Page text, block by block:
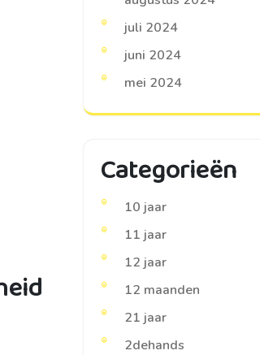
juli 2024
juni 2024
mei 2024
Categorieën
10 jaar
11 jaar
12 jaar
12 maanden
21 jaar
2dehands